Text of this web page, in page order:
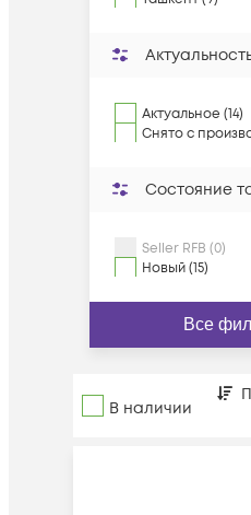
Актуальное (14)
Снято с
Состояние
Seller RFB (0)
Новый (15)
Все
В наличии